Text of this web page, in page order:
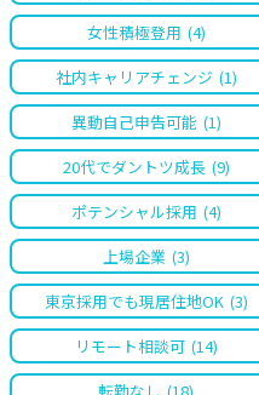
女性積極登用 (4)
社内キャリアチェンジ (1)
異動自己申告可能 (1)
20代でダントツ成長 (9)
ポテンシャル採用 (4)
上場企業 (3)
東京採用でも現居住地OK (3)
リモート相談可 (14)